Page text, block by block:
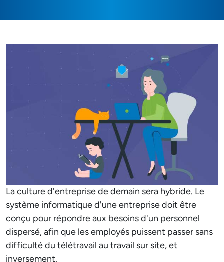
La culture d'entreprise de demain sera hybride. Le
système informatique d'une entreprise doit être
conçu pour répondre aux besoins d'un personnel
dispersé, afin que les employés puissent passer sans
difficulté du télétravail au travail sur site, et
inversement.